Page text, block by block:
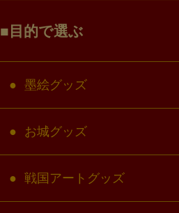
目的で選ぶ
墨絵グッズ
お城グッズ
戦国アートグッズ